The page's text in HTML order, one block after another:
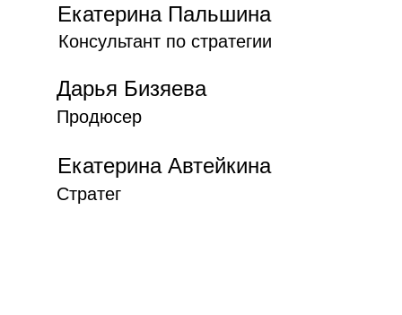
Екатерина Автейкина
Дарья Бизяева
Продюсер
Стратег
Екатерина Пальшина
Консультант по стратегии